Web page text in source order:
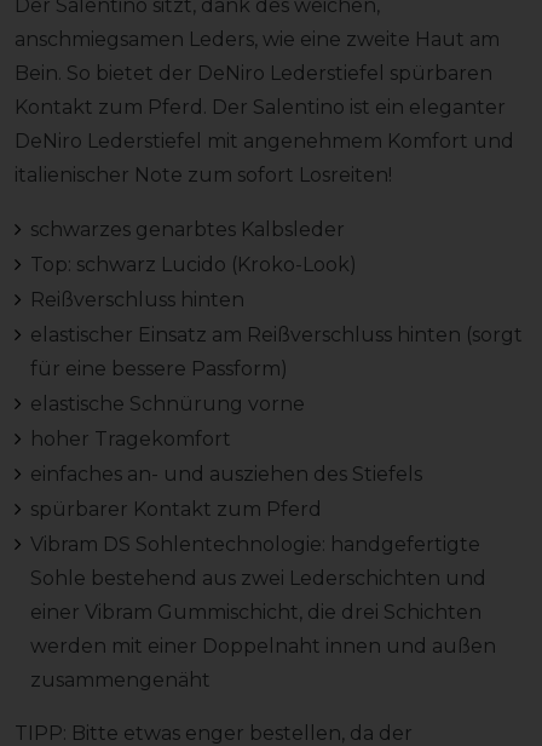
Der Salentino sitzt, dank des weichen,
anschmiegsamen Leders, wie eine zweite Haut am
Bein. So bietet der DeNiro Lederstiefel spürbaren
Kontakt zum Pferd. Der Salentino ist ein eleganter
DeNiro Lederstiefel mit angenehmem Komfort und
italienischer Note zum sofort Losreiten!
schwarzes genarbtes Kalbsleder
Top: schwarz Lucido (Kroko-Look)
Reißverschluss hinten
elastischer Einsatz am Reißverschluss hinten (sorgt
für eine bessere Passform)
elastische Schnürung vorne
hoher Tragekomfort
einfaches an- und ausziehen des Stiefels
spürbarer Kontakt zum Pferd
Vibram DS Sohlentechnologie: handgefertigte
Sohle bestehend aus zwei Lederschichten und
einer Vibram Gummischicht, die drei Schichten
werden mit einer Doppelnaht innen und außen
zusammengenäht
TIPP: Bitte etwas enger bestellen, da der